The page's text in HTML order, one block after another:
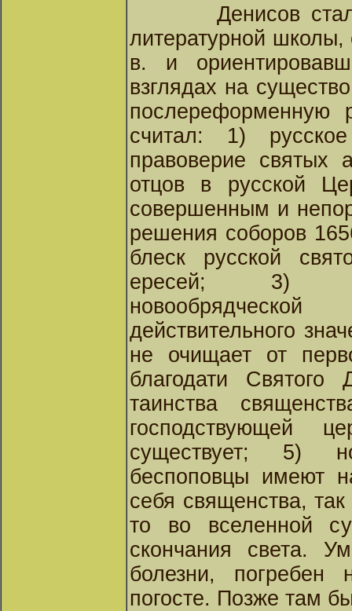
Денисов
литературной
в. и
взглядах на
послереформенную
считал: 1)
правоверие святых
отцов в русской
совершенным и
решения соборов
блеск русской
ересей; 3)
действительного
не очищает от
благодати
таинства
господствующей
существует; 5)
беспоповцы имеют
себя священства,
то во вселенной
скончания света.
болезни, погребен
погосте. Позже там